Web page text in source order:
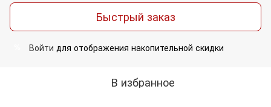
Быстрый заказ
Войти для отображения накопительной скидки
В избранное